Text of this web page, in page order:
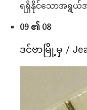
ရရှိနိုင်သောအရွယ်အစ
09 ၏ 08
ဒင်ဗာမြို့မှ /